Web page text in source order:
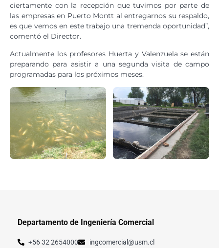
ciertamente con la recepción que tuvimos por parte de
las empresas en Puerto Montt al entregarnos su respaldo,
es que vemos en este trabajo una tremenda oportunidad”,
comentó el Director.
Actualmente los profesores Huerta y Valenzuela se están
preparando para asistir a una segunda visita de campo
programadas para los próximos meses.
Departamento de Ingeniería Comercial
+56 32 2654000 ingcomercial@usm.cl